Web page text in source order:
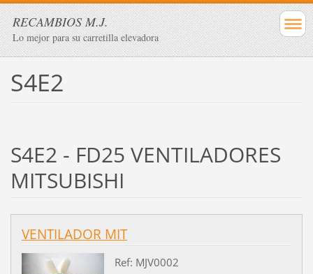
RECAMBIOS M.J.
Lo mejor para su carretilla elevadora
S4E2
S4E2 - FD25 VENTILADORES
MITSUBISHI
VENTILADOR MIT
Ref: MJV0002